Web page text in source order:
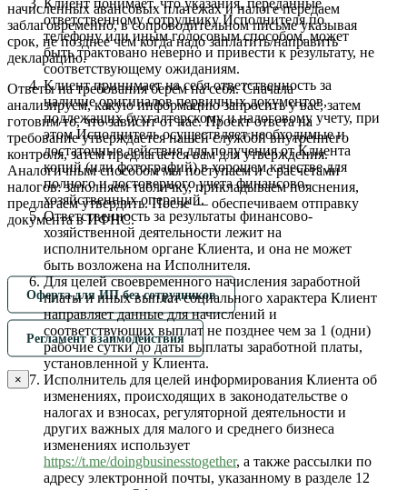
начисленных авансовых платежах и налоге передаем
заблаговременно, в сопроводительном письме указывая
срок, не позднее чем когда надо заплатить/направить
декларацию.
Ответы на требования берём на себя. Сначала
анализируем, какую информацию запросить у вас, затем
готовим то, что зависит от нас. Проект ответа на
требование утверждается нашей службой внутреннего
контроля, затем предлагается вам для утверждения.
Аналогичным способом мы поступаем и с расчетами
налогов: заполняем табличку, прикладываем пояснения,
предлагаем утвердить. После — обеспечиваем отправку
документа в ИФНС.
Оферта для ИП без сотрудников
Регламент взаимодействия
×
ответственному сотруднику Исполнителя по
телефону или иным голосовым способом, может
быть трактовано неверно и привести к результату, не
соответствующему ожиданиям.
Клиент принимает на себя ответственность за
наличие оригиналов первичных документов,
подлежащих бухгалтерскому и налоговому учету, при
этом Исполнитель осуществляет необходимые и
достаточные действия для получения от Клиента
копий (или фотографий) в хорошем качестве для
полного и достоверного учета финансово-
хозяйственных операций.
Ответственность за результаты финансово-
хозяйственной деятельности лежит на
исполнительном органе Клиента, и она не может
быть возложена на Исполнителя.
Для целей своевременного начисления заработной
платы и иных выплат социального характера Клиент
направляет данные для начислений и
соответствующих выплат не позднее чем за 1 (одни)
рабочие сутки до даты выплаты заработной платы,
установленной у Клиента.
Исполнитель для целей информирования Клиента об
изменениях, происходящих в законодательстве о
налогах и взносах, регуляторной деятельности и
других важных для малого и среднего бизнеса
изменениях использует
https://t.me/doingbusinesstogether, а также рассылки по
адресу электронной почты, указанному в разделе 12